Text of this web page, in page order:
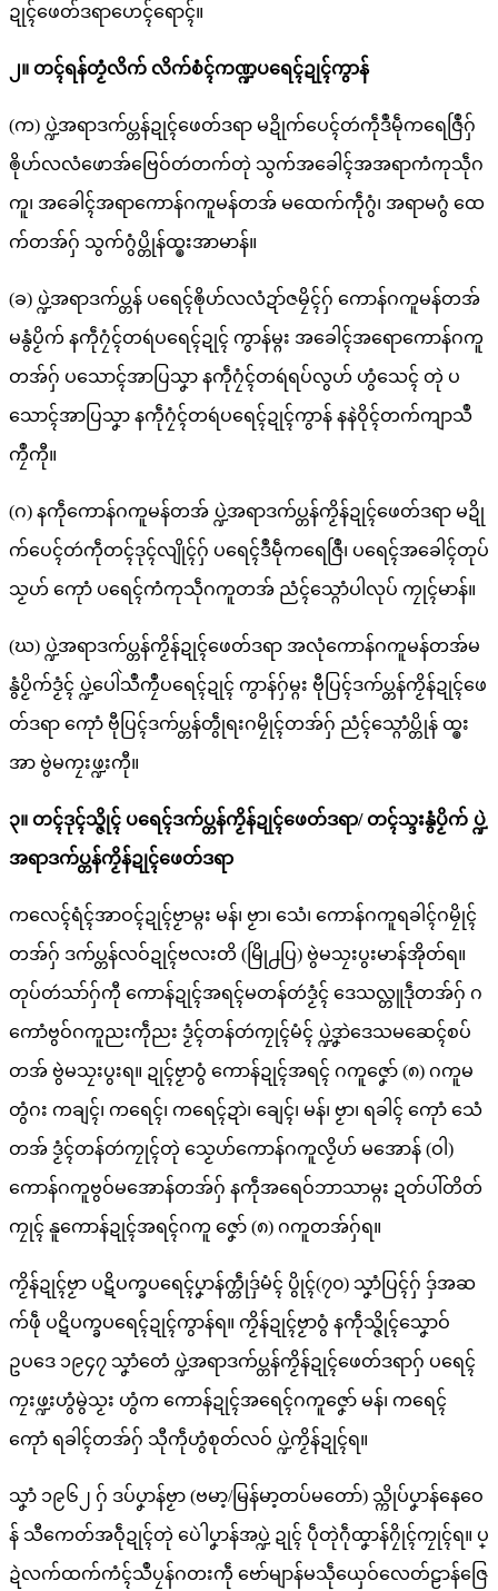
ဍုၚ်ဖေတ်ဒရာဟေၚ်ရောၚ်။
၂။ တၚ်ရန်တၟံလိက် လိက်စံၚ်ကဏ္ဍပရေၚ်ဍုၚ်ကွာန်
(က) ပ္ဍဲအရာဒက်ပ္တန်ဍုၚ်ဖေတ်ဒရာ မဍိုက်ပေၚ်တဴကဵုဒဳမဵုကရေဇြဳဂှ်
ၜိုဟ်လလံဖောအ်ဗြေဝ်တဴတက်တုဲ သွက်အခေါၚ်အအရာကံကုသဵုဂ
ကူ၊ အခေါၚ်အရာကောန်ဂကူမန်တအ် မထေက်ကဵုဂွံ၊ အရာမဂွံ ထေ
က်တအ်ဂှ် သွက်ဂွံပ္တိုန်ထ္ၜးအာမာန်။
(ခ) ပ္ဍဲအရာဒက်ပ္တန် ပရေၚ်ၜိုဟ်လလံဍာ်ဇမၠိၚ်ဂှ် ကောန်ဂကူမန်တအ်
မနွံပၟိက် နကဵုဂၠံၚ်တရဴပရေၚ်ဍုၚ် ကွာန်မ္ဂး အခေါၚ်အရောကောန်ဂကူ
တအ်ဂှ် ပသောၚ်အာပြသၞာ နကဵုဂၠံၚ်တရဴရပ်လွဟ် ဟွံသေၚ် တုဲ ပ
သောၚ်အာပြသၞာ နကဵုဂၠံၚ်တရဴပရေၚ်ဍုၚ်ကွာန် နနဲဝိုၚ်တက်ကျာသဳ
ကၠဳကီု။
(ဂ) နကဵုကောန်ဂကူမန်တအ် ပ္ဍဲအရာဒက်ပ္တန်ကၟိန်ဍုၚ်ဖေတ်ဒရာ မဍို
က်ပေၚ်တဴကဵုတၚ်ဒုၚ်လျိုၚ်ဂှ် ပရေၚ်ဒဳမဵုကရေဇြဳ၊ ပရေၚ်အခေါၚ်တုပ်
သၟဟ် ကေုာံ ပရေၚ်ကံကုသဵုဂကူတအ် ညံၚ်သ္ဂောံပါလုပ် ကၠုၚ်မာန်။
(ဃ) ပ္ဍဲအရာဒက်ပ္တန်ကၟိန်ဍုၚ်ဖေတ်ဒရာ အလုံကောန်ဂကူမန်တအ်မ
နွံပၟိက်ဒၟံၚ် ပ္ဍဲပေါဲသဳကၠဳပရေၚ်ဍုၚ် ကွာန်ဂှ်မ္ဂး ဗီုပြၚ်ဒက်ပ္တန်ကၟိန်ဍုၚ်ဖေ
တ်ဒရာ ကေုာံ ဗီုပြၚ်ဒက်ပ္တန်တွဵုရးဂမၠိုၚ်တအ်ဂှ် ညံၚ်သ္ဂောံပ္တိုန် ထ္ၜး
အာ ဗွဲမကၠးဖ္ဍးကီု။
၃။ တၚ်ဒုၚ်သ္ဇိုၚ် ပရေၚ်ဒက်ပ္တန်ကၟိန်ဍုၚ်ဖေတ်ဒရာ/ တၚ်သ္ဒးနွံပၟိက် ပ္ဍဲ
အရာဒက်ပ္တန်ကၟိန်ဍုၚ်ဖေတ်ဒရာ
ကလေၚ်ရံၚ်အာဝၚ်ဍုၚ်ဗၟာမ္ဂး မန်၊ ဗၟာ၊ သေံ၊ ကောန်ဂကူရခါၚ်ဂမၠိုၚ်
တအ်ဂှ် ဒက်ပ္တန်လဝ်ဍုၚ်ဗလးတိ (မြို႕ပြ) ဗွဲမသၠးပွးမာန်အိုတ်ရ။
တုပ်တဴသာ်ဂှ်ကီု ကောန်ဍုၚ်အရၚ်မတန်တဴဒၟံၚ် ဒေသလ္တူဒဵုတအ်ဂှ် ဂ
ကောံဗွဝ်ဂကူညးကဵုညး ဒၟံၚ်တန်တဴကၠုၚ်မံၚ် ပ္ဍဲဒၞာဲဒေသမဆေၚ်စပ်
တအ် ဗွဲမသၠးပွးရ။ ဍုၚ်ဗၟာဝွံ ကောန်ဍုၚ်အရၚ် ဂကူဇၞော် (၈) ဂကူမ
တွံဂး ကချၚ်၊ ကရေၚ်၊ ကရေၚ်ဍာဲ၊ ချေၚ်၊ မန်၊ ဗၟာ၊ ရခါၚ် ကေုာံ သေံ
တအ် ဒၟံၚ်တန်တဴကၠုၚ်တုဲ သၟေဟ်ကောန်ဂကူလၟိဟ် မအောန် (ဝါ)
ကောန်ဂကူဗွဝ်မအောန်တအ်ဂှ် နကဵုအရေဝ်ဘာသာမ္ဂး ဍတ်ပါ်တိတ်
ကၠုၚ် နူကောန်ဍုၚ်အရၚ်ဂကူ ဇၞော် (၈) ဂကူတအ်ဂှ်ရ။
ကၟိန်ဍုၚ်ဗၟာ ပဋိပက္ခပရေၚ်ပၞာန်က္တဵုဒှ်မံၚ် ပွိုၚ်(၇၀) သၞာံပြၚ်ဂှ် ဒှ်အဆ
က်ဖဵု ပဋိပက္ခပရေၚ်ဍုၚ်ကွာန်ရ။ ကၟိန်ဍုၚ်ဗၟာဝွံ နကဵုသ္ဇိုၚ်သၞောဝ်
ဥပဒေ ၁၉၄၇ သၞာံတေံ ပ္ဍဲအရာဒက်ပ္တန်ကၟိန်ဍုၚ်ဖေတ်ဒရာဂှ် ပရေၚ်
ကၠးဖ္ဍးဟွံမွဲသၟး ဟွံက ကောန်ဍုၚ်အရေၚ်ဂကူဇၞော် မန်၊ ကရေၚ်
ကေုာံ ရခါၚ်တအ်ဂှ် သီုကဵုဟွံစုတ်လဝ် ပ္ဍဲကၟိန်ဍုၚ်ရ။
သၞာံ ၁၉၆၂ ဂှ် ဒပ်ပၞာန်ဗၟာ (ဗမာ့/မြန်မာ့တပ်မတော်) သ္ကိုပ်ပၞာန်နေဝေ
န် သီကေတ်အဝဵုဍုၚ်တုဲ ပေဲါပၞာန်အပ္ဍဲ ဍုၚ် ပဵုတုဲဂဵုထၞာန်ဂၠိုၚ်ကၠုၚ်ရ။ ပ္
ဍဲလက်ထက်ကံၚ်သဳပၠန်ဂတးကဵု ဗော်မျာန်မသဵုယှေဝ်လေတ်ဠာန်ဇြေ